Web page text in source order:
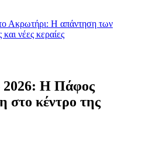
Ακρωτήρι: Η απάντηση των
νέες κεραίες
2026: Η Πάφος
στο κέντρο της